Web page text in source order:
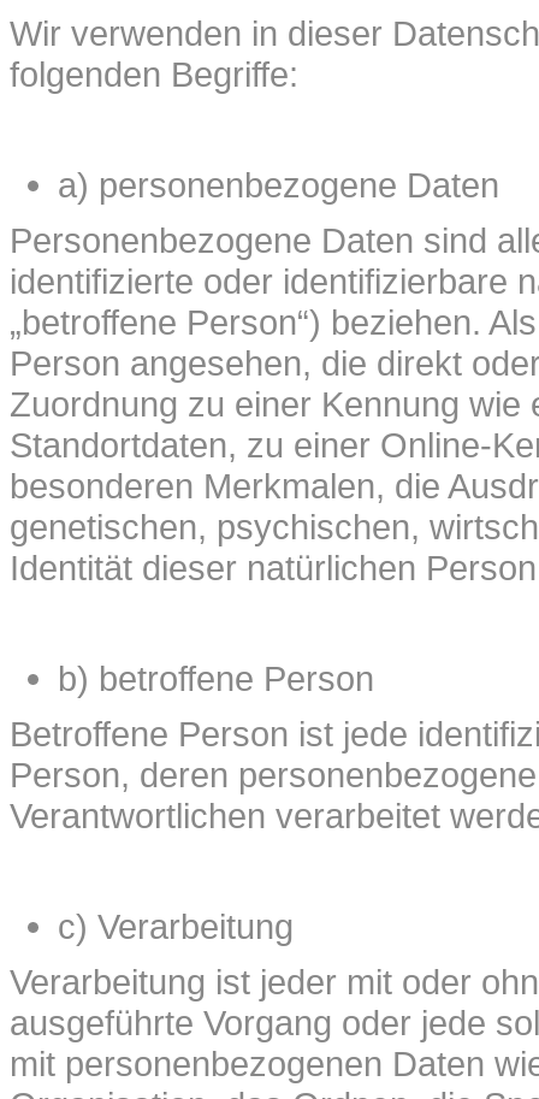
Wir verwenden in dieser
folgenden Begriffe:
a) personenbezogene Daten
Personenbezogene Daten sind
identifizierte oder identifizierbare
„betroffene Person“) beziehen.
Person angesehen, die direkt
Zuordnung zu einer Kennung
Standortdaten, zu einer Online-
besonderen Merkmalen, die
genetischen, psychischen,
Identität dieser natürlichen
b) betroffene Person
Betroffene Person ist jede
Person, deren
Verantwortlichen verarbeitet
c) Verarbeitung
Verarbeitung ist jeder mit oder
ausgeführte Vorgang oder jede
mit personenbezogenen Daten